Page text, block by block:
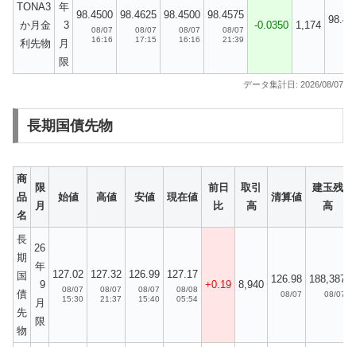
TONA3
か月金
利先物
年
3
月
限
98.4500
08/07
16:16
98.4625
08/07
17:15
98.4500
08/07
16:16
98.4575
08/07
21:39
-0.0350 1,174
データ集計日: 2026/08/07
長期国債先物
商
品
名
限
月
始値 高値 安値 現在値
前日
比
取引
高
清算値
建玉残
高
長
期
国
債
先
物
26
年
9
月
限
127.02
08/07
15:30
127.32
08/07
21:37
126.99
08/07
15:40
127.17
08/08
05:54
+0.19 8,940 126.98
08/07
188,387
08/07